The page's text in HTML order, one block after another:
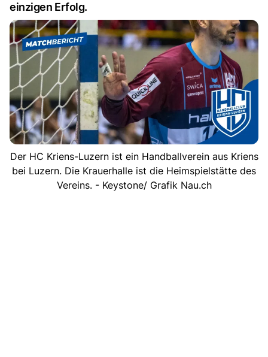
einzigen Erfolg.
Der HC Kriens-Luzern ist ein Handballverein aus Kriens
bei Luzern. Die Krauerhalle ist die Heimspielstätte des
Vereins. - Keystone/ Grafik Nau.ch